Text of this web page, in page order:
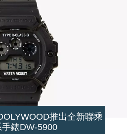
推出全新聯乘
手錶DW-5900